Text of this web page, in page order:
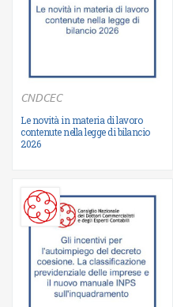
CNDCEC
Le novità in materia di lavoro
contenute nella legge di bilancio
2026
Ulteriori informazioni